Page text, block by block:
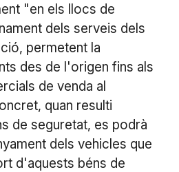
"en els llocs de
dels serveis dels
permetent la
des de l'origen fins als
de venda al
quan resulti
de seguretat, es podrà
dels vehicles que
d'aquests béns de